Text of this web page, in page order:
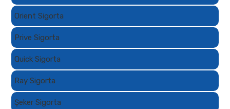
Orient Sigorta
Prive Sigorta
Quick Sigorta
Ray Sigorta
Şeker Sigorta